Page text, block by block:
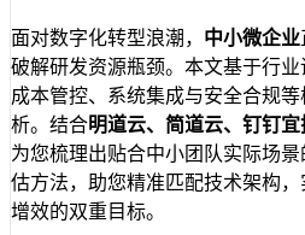
面对数字化转型浪潮， 中小微企业
破解研发资源瓶颈。本文基于行业
成本管控、系统集成与安全合规
析。结合明道云、简道云、钉钉宜
为您梳理出贴合中小团队实际场
估方法，助您精准匹配技术架构
增效的双重目标。